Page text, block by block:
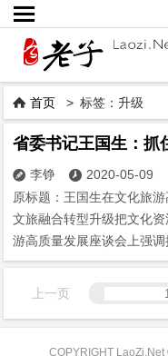

 首页 > 标签：升级
省委书记王国生：抓
 李铮  2020-05-09
原标题：王国生在文化旅
文旅融合转型升级把文化
游高质量发展座谈会上强调
上一页
COPYRIGHT